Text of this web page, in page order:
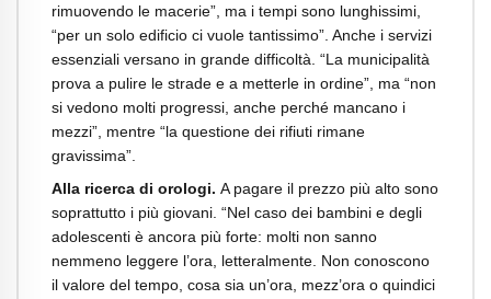
rimuovendo le macerie”, ma i tempi sono lunghissimi,
“per un solo edificio ci vuole tantissimo”. Anche i servizi
essenziali versano in grande difficoltà. “La municipalità
prova a pulire le strade e a metterle in ordine”, ma “non
si vedono molti progressi, anche perché mancano i
mezzi”, mentre “la questione dei rifiuti rimane
gravissima”.
Alla ricerca di orologi. A pagare il prezzo più alto sono
soprattutto i più giovani. “Nel caso dei bambini e degli
adolescenti è ancora più forte: molti non sanno
nemmeno leggere l’ora, letteralmente. Non conoscono
il valore del tempo, cosa sia un’ora, mezz’ora o quindici